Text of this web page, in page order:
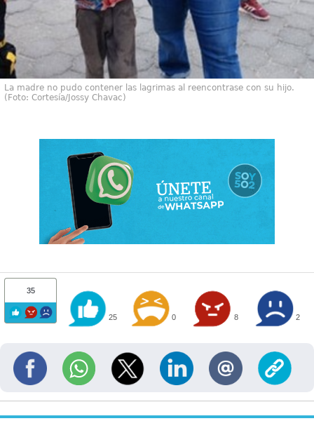
La madre no pudo contener las lagrimas al reencontrase con su hijo.
(Foto: Cortesía/Jossy Chavac)
35
25 0 8 2